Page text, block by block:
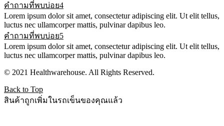
คำถามที่พบบ่อย4
Lorem ipsum dolor sit amet, consectetur adipiscing elit. Ut elit tellus,
luctus nec ullamcorper mattis, pulvinar dapibus leo.
คำถามที่พบบ่อย5
Lorem ipsum dolor sit amet, consectetur adipiscing elit. Ut elit tellus,
luctus nec ullamcorper mattis, pulvinar dapibus leo.
© 2021 Healthwarehouse. All Rights Reserved.
Back to Top
สินค้าถูกเพิ่มในรถเข็นของคุณแล้ว